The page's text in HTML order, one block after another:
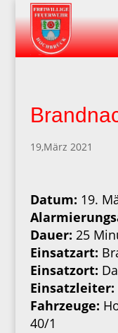
19,März 2021
Datum: 19.
Dauer: 25
Einsatzart:
Einsatzort:
Einsatzleiter:
Fahrzeuge:
40/1